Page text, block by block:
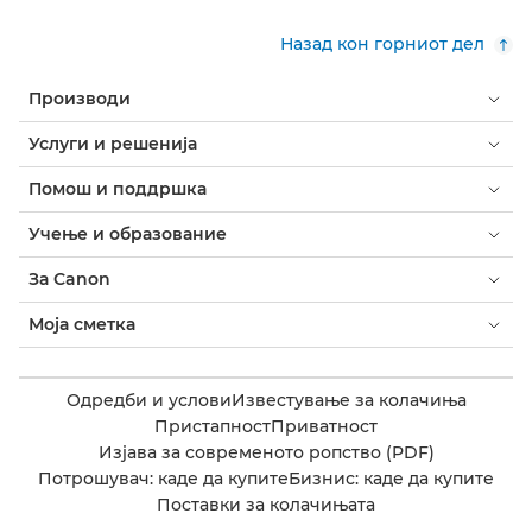
Назад кон горниот дел
Производи
Услуги и решенија
Помош и поддршка
Учење и образование
За Canon
Моја сметка
Одредби и условиИзвестување за колачиња
ПристапностПриватност
Изјава за современото ропство (PDF)
Потрошувач: каде да купитеБизнис: каде да купите
Поставки за колачињата